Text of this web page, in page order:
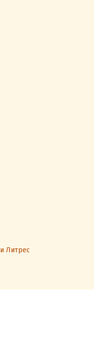
Литрес